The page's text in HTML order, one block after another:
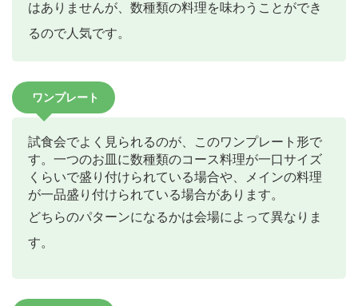
はありませんが、数種類の料理を味わうことができ
るので人気です。
ワンプレート
試食会でよく見られるのが、このワンプレート形で
す。一つのお皿に数種類のコース料理が一口サイズ
くらいで盛り付けられている場合や、メインの料理
が一品盛り付けられている場合があります。
どちらのパターンになるかは会場によって異なりま
す。